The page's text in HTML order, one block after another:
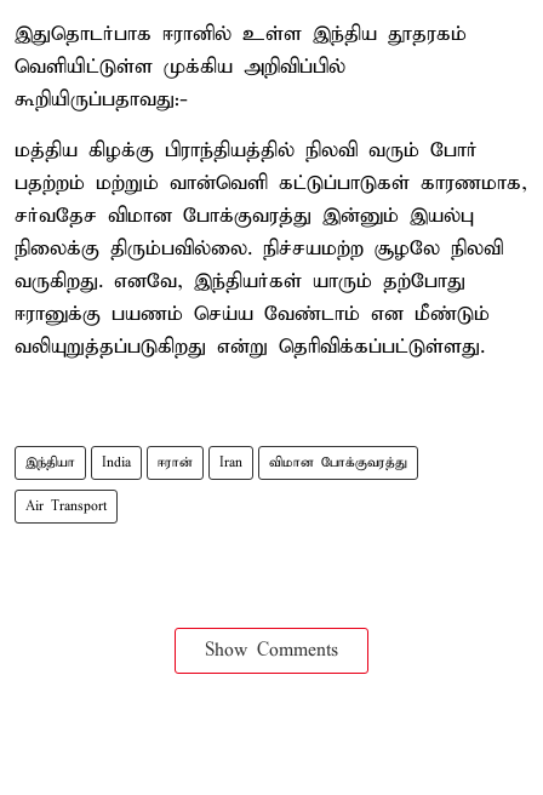
இதுதொடர்பாக ஈரானில் உள்ள இந்திய தூதரகம்
வெளியிட்டுள்ள முக்கிய அறிவிப்பில்
கூறியிருப்பதாவது:-
மத்திய கிழக்கு பிராந்தியத்தில் நிலவி வரும் போர்
பதற்றம் மற்றும் வான்வெளி கட்டுப்பாடுகள் காரணமாக,
சர்வதேச விமான போக்குவரத்து இன்னும் இயல்பு
நிலைக்கு திரும்பவில்லை. நிச்சயமற்ற சூழலே நிலவி
வருகிறது. எனவே, இந்தியர்கள் யாரும் தற்போது
ஈரானுக்கு பயணம் செய்ய வேண்டாம் என மீண்டும்
வலியுறுத்தப்படுகிறது என்று தெரிவிக்கப்பட்டுள்ளது.
இந்தியா India ஈரான் Iran விமான போக்குவரத்து
Air Transport
Show Comments